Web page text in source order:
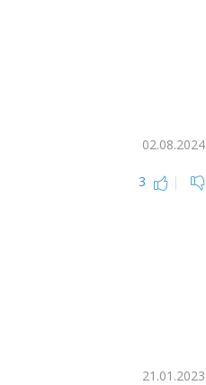
02.08.2024
3
|
21.01.2023